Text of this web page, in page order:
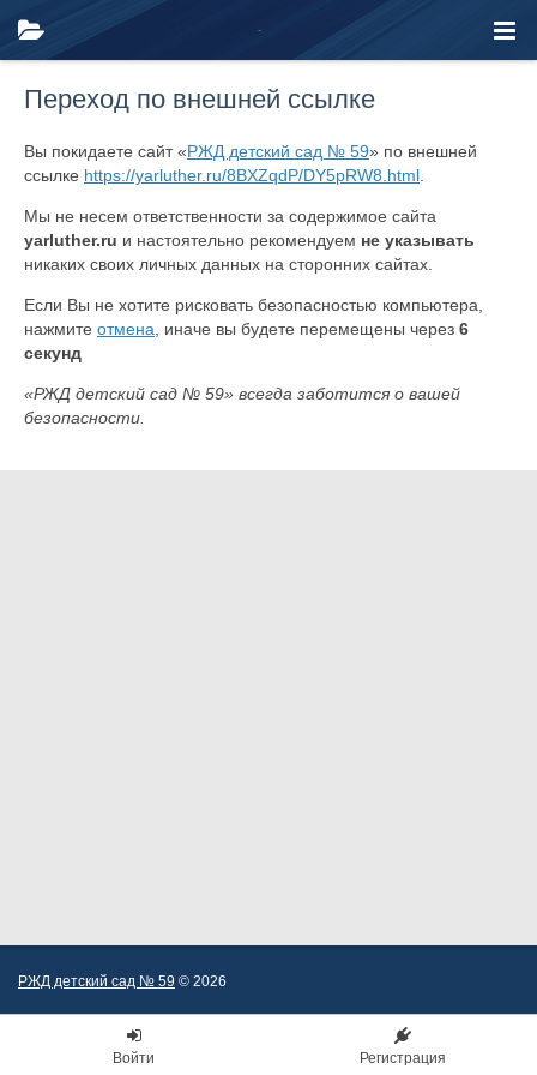
Переход по внешней ссылке
Вы покидаете сайт «РЖД детский сад № 59» по внешней
ссылке https://yarluther.ru/8BXZqdP/DY5pRW8.html
Мы не несем ответственности за содержимое сайта
yarluther.ru и настоятельно рекомендуем не указывать
никаких своих личных данных на сторонних сайтах.
Если Вы не хотите рисковать безопасностью компьютера,
нажмите отмена , иначе вы будете перемещены через 6
секунд
«РЖД детский сад № 59» всегда заботится о вашей
безопасности.
РЖД детский сад № 59 © 2026
Войти Регистрация